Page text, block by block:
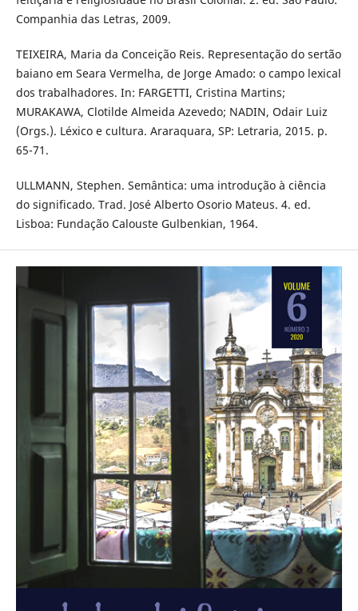
Companhia das Letras, 2009.
TEIXEIRA, Maria da Conceição Reis. Representação do sertão
baiano em Seara Vermelha, de Jorge Amado: o campo lexical
dos trabalhadores. In: FARGETTI, Cristina Martins;
MURAKAWA, Clotilde Almeida Azevedo; NADIN, Odair Luiz
(Orgs.). Léxico e cultura. Araraquara, SP: Letraria, 2015. p.
65-71.
ULLMANN, Stephen. Semântica: uma introdução à ciência
do significado. Trad. José Alberto Osorio Mateus. 4. ed.
Lisboa: Fundação Calouste Gulbenkian, 1964.